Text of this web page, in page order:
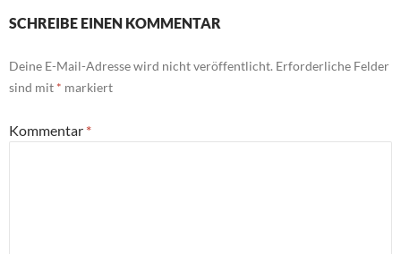
SCHREIBE EINEN KOMMENTAR
Deine E-Mail-Adresse wird nicht veröffentlicht. Erforderliche Felder
sind mit * markiert
Kommentar *